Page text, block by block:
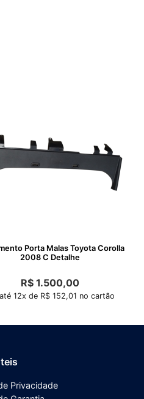
Porta Malas Toyota Corolla
2008 C Detalhe
R$1.500,00
12x de R$ 152,01 no cartão
Privacidade